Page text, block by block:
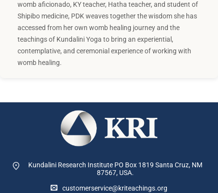
womb aficionado, KY teacher, Hatha teacher, and student of
Shipibo medicine, PDK weaves together the wisdom she has
accessed from her own womb healing journey and the
teachings of Kundalini Yoga to bring an experiential,
contemplative, and ceremonial experience of working with
womb healing.
Kundalini Research Institute PO Box 1819 Santa Cruz, NM
87567, USA.
customerservice@kriteachings.org